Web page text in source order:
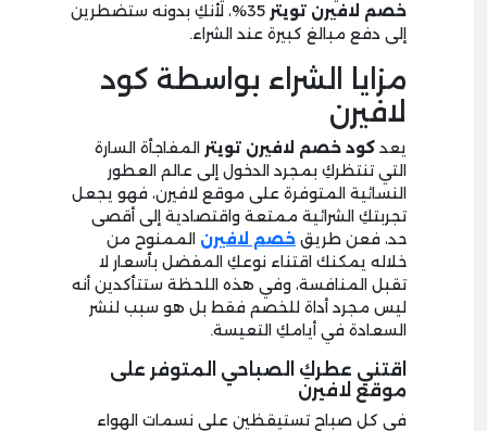
خصم لافيرن تويتر
35%، لأنكِ بدونه ستضطرين
إلى دفع مبالغ كبيرة عند الشراء.
مزايا الشراء بواسطة كود
لافيرن
يعد كود خصم لافيرن تويتر المفاجأة السارة
التي تنتظركِ بمجرد الدخول إلى عالم العطور
النسائية المتوفرة على موقع لافيرن، فهو يجعل
تجربتكِ الشرائية ممتعة واقتصادية إلى أقصى
حد، فعن طريق خصم لافيرن الممنوح من
خلاله يمكنك اقتناء نوعكِ المفضل بأسعار لا
تقبل المنافسة، وفي هذه اللحظة ستتأكدين أنه
ليس مجرد أداة للخصم فقط بل هو سبب لنشر
السعادة في أيامكِ التعيسة.
اقتني عطركِ الصباحي المتوفر على
موقع لافيرن
في كل صباح تستيقظين على نسمات الهواء